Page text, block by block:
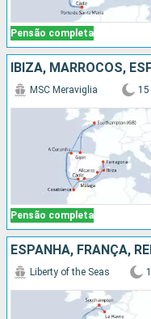
Pensão completa
Pensão completa
MSC Meraviglia 15
ESPANHA, FRANÇA,
Liberty of the Seas